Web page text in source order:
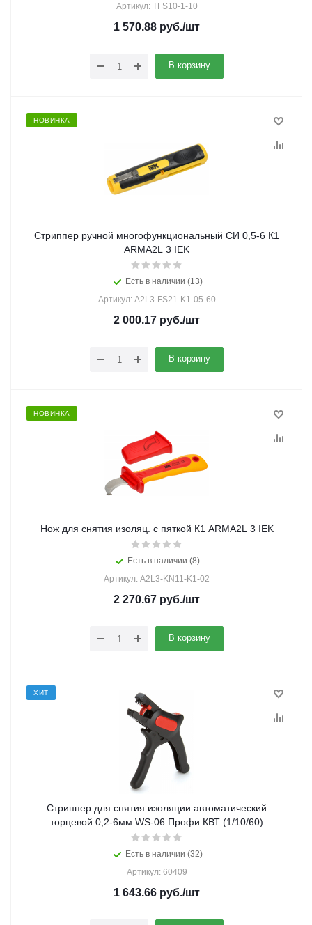
Артикул: TFS10-1-10
1 570.88 руб./шт
В корзину
НОВИНКА
Стриппер ручной многофункциональный СИ 0,5-6 К1
ARMA2L 3 IEK
Есть в наличии (13)
Артикул: A2L3-FS21-K1-05-60
2 000.17 руб./шт
В корзину
НОВИНКА
Нож для снятия изоляц. с пяткой К1 ARMA2L 3 IEK
Есть в наличии (8)
Артикул: A2L3-KN11-K1-02
2 270.67 руб./шт
В корзину
ХИТ
Стриппер для снятия изоляции автоматический
торцевой 0,2-6мм WS-06 Профи КВТ (1/10/60)
Есть в наличии (32)
Артикул: 60409
1 643.66 руб./шт